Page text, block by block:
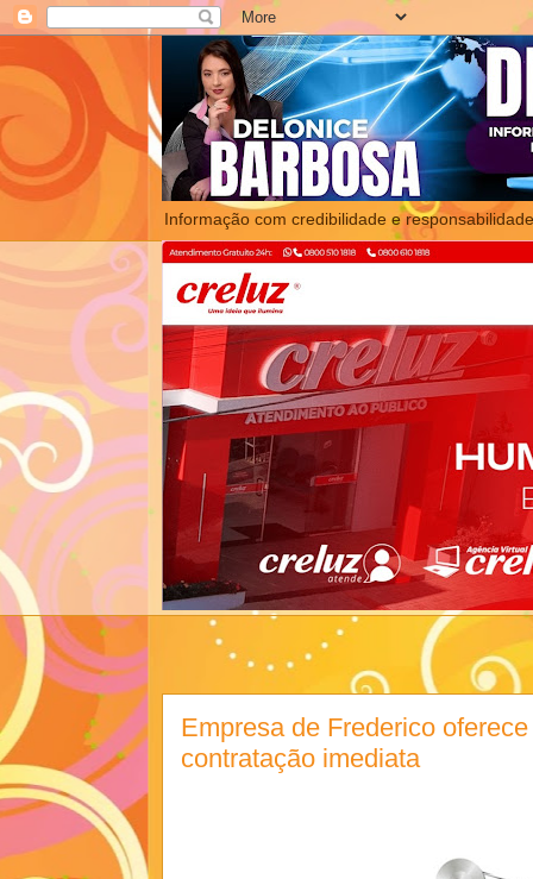
Informação com credibilidade e
Empresa de Frederico
contratação imediata